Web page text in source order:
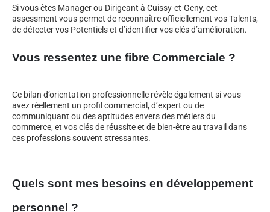
Si vous êtes Manager ou Dirigeant à Cuissy-et-Geny, cet
assessment vous permet de reconnaître officiellement vos Talents,
de détecter vos Potentiels et d’identifier vos clés d’amélioration.
Vous ressentez une fibre Commerciale ?
Ce bilan d’orientation professionnelle révèle également si vous
avez réellement un profil commercial, d’expert ou de
communiquant ou des aptitudes envers des métiers du
commerce, et vos clés de réussite et de bien-être au travail dans
ces professions souvent stressantes.
Quels sont mes besoins en développement
personnel ?